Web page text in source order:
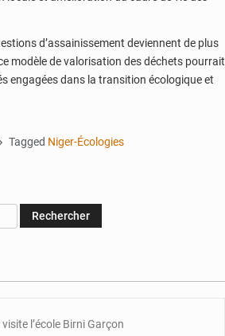
d’assainissement deviennent de plus
modèle de valorisation des déchets pourrait
engagées dans la transition écologique et
Tagged Niger-Écologies
l’école Birni Garçon